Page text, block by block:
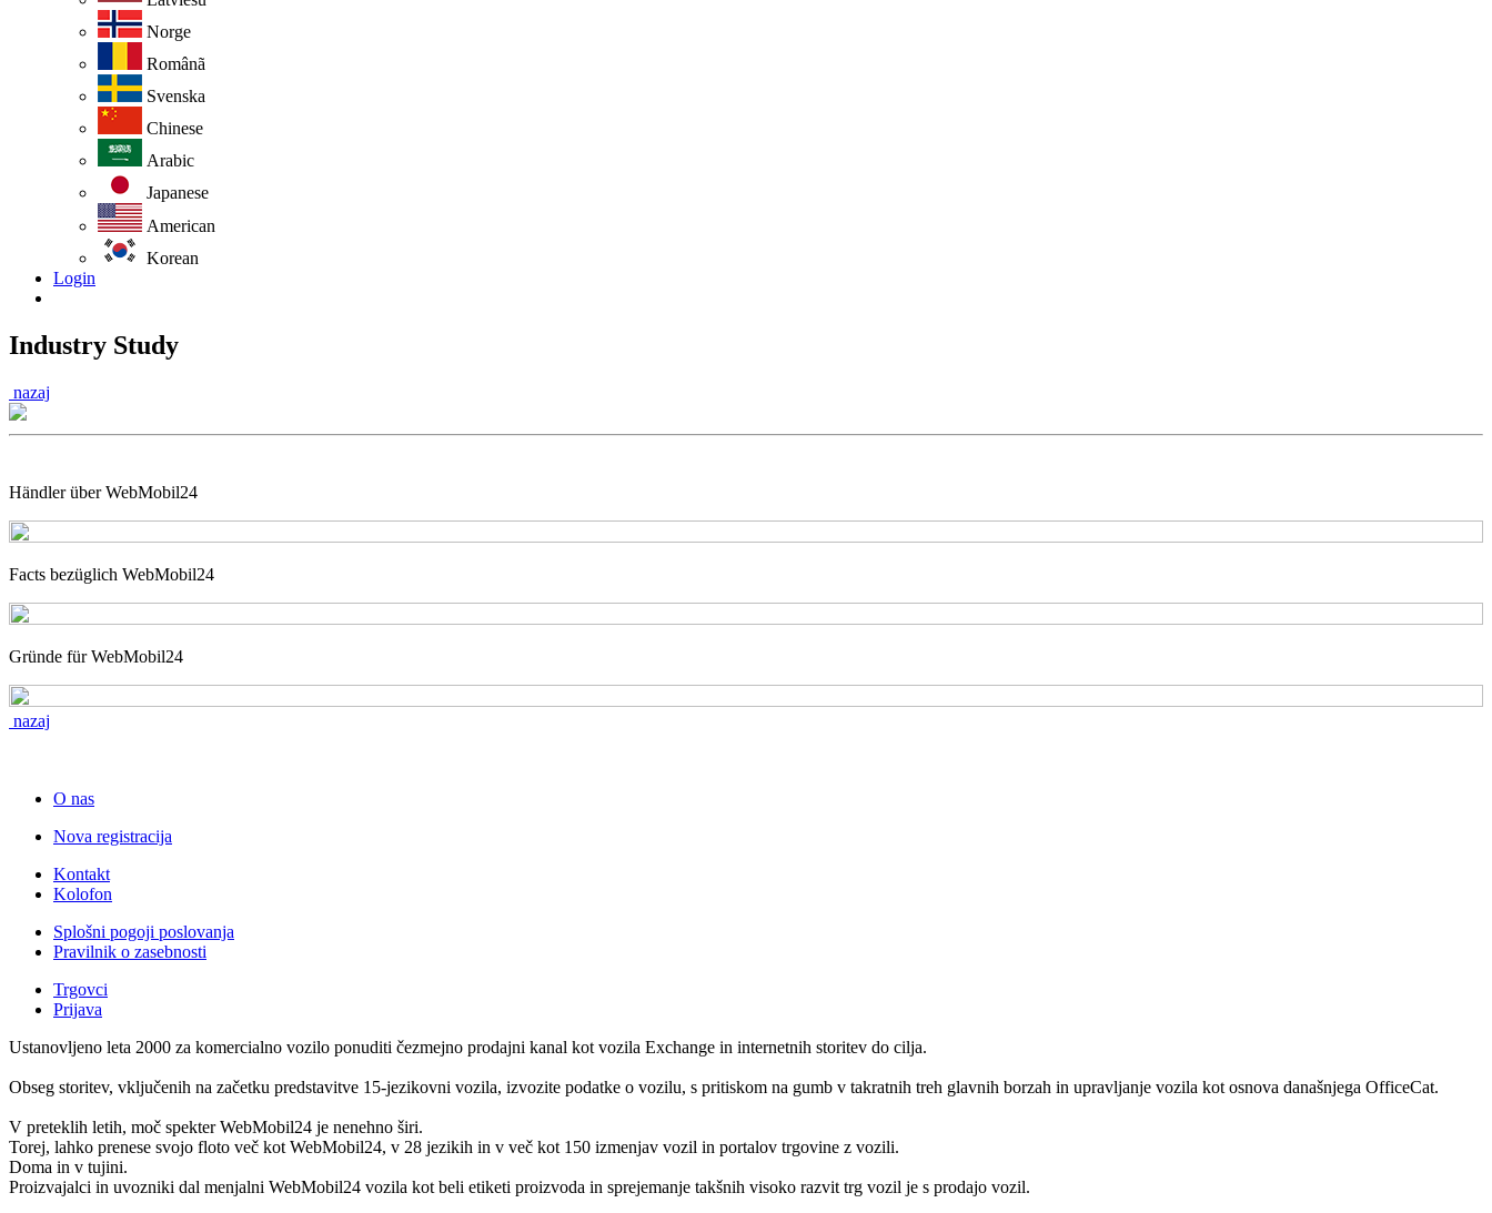
Norge
Românã
Svenska
Chinese
Arabic
Japanese
American
Korean
Login
Industry Study
nazaj
Händler über WebMobil24
Facts bezüglich WebMobil24
Gründe für WebMobil24
nazaj
O nas
Nova registracija
Kontakt
Kolofon
Splošni pogoji poslovanja
Pravilnik o zasebnosti
Trgovci
Prijava
Ustanovljeno leta 2000 za komercialno vozilo ponuditi čezmejno prodajni kanal kot vozila Exchange in internetnih storitev do cilja.
Obseg storitev, vključenih na začetku predstavitve 15-jezikovni vozila, izvozite podatke o vozilu, s pritiskom na gumb v takratnih treh glavnih borzah in upravljanje vozila kot osnova današnjega OfficeCat.
V preteklih letih, moč spekter WebMobil24 je nenehno širi.
Torej, lahko prenese svojo floto več kot WebMobil24, v 28 jezikih in v več kot 150 izmenjav vozil in portalov trgovine z vozili.
Doma in v tujini.
Proizvajalci in uvozniki dal menjalni WebMobil24 vozila kot beli etiketi proizvoda in sprejemanje takšnih visoko razvit trg vozil je s prodajo vozil.